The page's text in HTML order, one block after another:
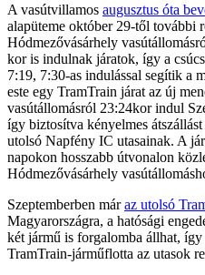
A vasútvillamos augusztus óta
alapüteme október 29-től további
Hódmezővásárhely
kor is indulnak járatok, így a
7:19, 7:30-as indulással segítik a
este egy TramTrain járat az új
vasútállomásról 23:24kor indul
így biztosítva kényelmes
utolsó Napfény IC utasainak. A
napokon hosszabb útvonalon
Hódmezővásárhely
Szeptemberben máraz utolsó
Magyarországra, a hatósági
két jármű is forgalomba állhat, így
TramTrain-járműflotta az utasok